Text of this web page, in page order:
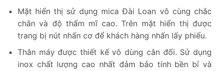
Mặt hiển thị sử dụng mica Đài Loan vô cùng chắc
chắn và độ thẩm mĩ cao. Trên mặt hiển thị được
trang bị nút nhấn cơ để khách hàng nhấn lấy phiếu.
Thân máy được thiết kế vô dùng cân đối. Sử dụng
inox chất lượng cao nhất đảm bảo tính bền bỉ và